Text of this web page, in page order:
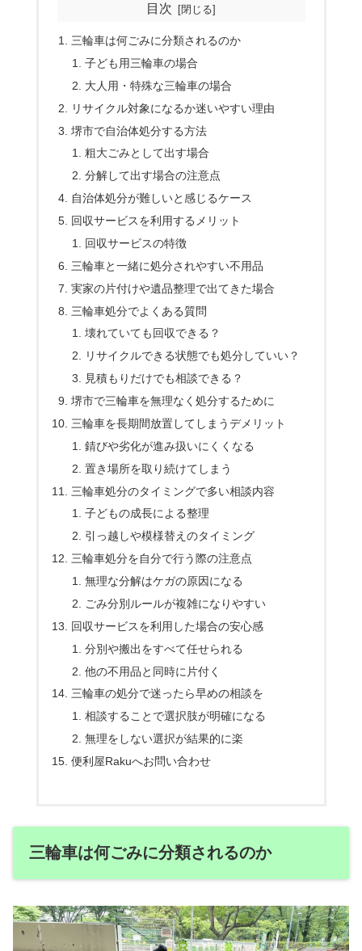
目次
三輪車は何ごみに分類されるのか
子ども用三輪車の場合
大人用・特殊な三輪車の場合
リサイクル対象になるか迷いやすい理由
堺市で自治体処分する方法
粗大ごみとして出す場合
分解して出す場合の注意点
自治体処分が難しいと感じるケース
回収サービスを利用するメリット
回収サービスの特徴
三輪車と一緒に処分されやすい不用品
実家の片付けや遺品整理で出てきた場合
三輪車処分でよくある質問
壊れていても回収できる？
リサイクルできる状態でも処分していい？
見積もりだけでも相談できる？
堺市で三輪車を無理なく処分するために
三輪車を長期間放置してしまうデメリット
錆びや劣化が進み扱いにくくなる
置き場所を取り続けてしまう
三輪車処分のタイミングで多い相談内容
子どもの成長による整理
引っ越しや模様替えのタイミング
三輪車処分を自分で行う際の注意点
無理な分解はケガの原因になる
ごみ分別ルールが複雑になりやすい
回収サービスを利用した場合の安心感
分別や搬出をすべて任せられる
他の不用品と同時に片付く
三輪車の処分で迷ったら早めの相談を
相談することで選択肢が明確になる
無理をしない選択が結果的に楽
便利屋Rakuへお問い合わせ
三輪車は何ごみに分類されるのか